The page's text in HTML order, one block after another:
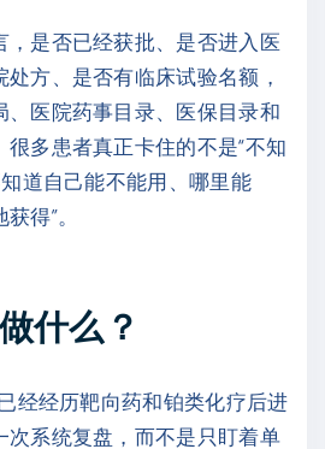
，是否已经获批、是否进入医
方、是否有临床试验名额，
、医院药事目录、医保目录和
多患者真正卡住的不是“不知
道自己能不能用、哪里能
得”。
什么？
经经历靶向药和铂类化疗后进
次系统复盘，而不是只盯着单